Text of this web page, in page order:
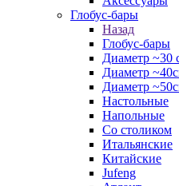
Глобус-бары
Назад
Глобус-бары
Диаметр ~30
Диаметр
Диаметр
Настольные
Напольные
Со столиком
Итальянские
Китайские
Jufeng